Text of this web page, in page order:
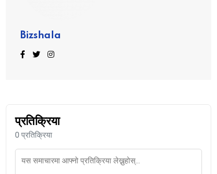
Bizshala
प्रतिक्रिया
0 प्रतिक्रिया